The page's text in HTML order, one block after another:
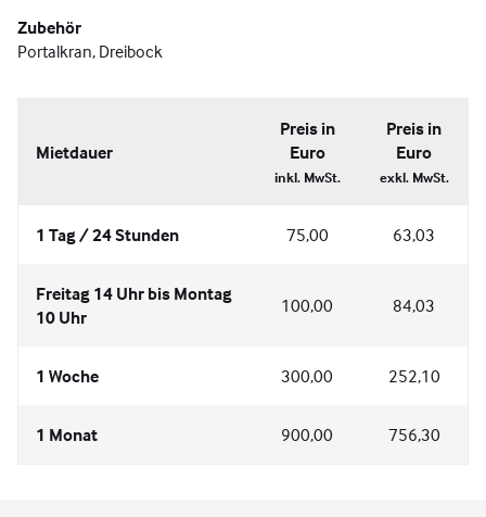
Zubehör
Portalkran, Dreibock
Mietdauer
Preis in
Euro
inkl. MwSt.
Preis in
Euro
exkl. MwSt.
1 Tag / 24 Stunden 75,00 63,03
Freitag 14 Uhr bis Montag
10 Uhr
100,00 84,03
1 Woche 300,00 252,10
1 Monat 900,00 756,30